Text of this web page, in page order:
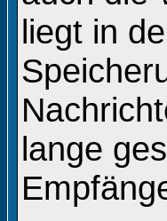
liegt in
lange